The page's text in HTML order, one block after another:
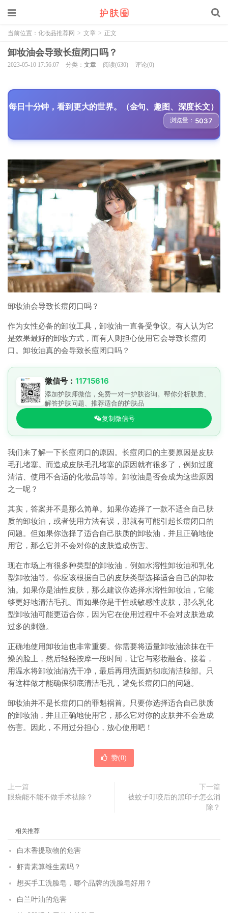
当前位置： 化妆品推荐网 > 文章 > 正文
卸妆油会导致长痘闭口吗？
2023-05-10 17:56:07 分类： 文章 阅读(630) 评论(0)
每日十分钟，看到更大的世界。（金句、趣图、深度长文）
浏览量： 5037
卸妆油会导致长痘闭口吗？
作为女性必备的卸妆工具，卸妆油一直备受争议。有人认为它
是效果最好的卸妆方式，而有人则担心使用它会导致长痘闭
口。卸妆油真的会导致长痘闭口吗？
微信号： 11715616
添加护肤师微信，免费一对一护肤咨询。帮你分析肤质、
解答护肤问题、推荐适合的护肤品
复制微信号
我们来了解一下长痘闭口的原因。长痘闭口的主要原因是皮肤
毛孔堵塞。而造成皮肤毛孔堵塞的原因就有很多了，例如过度
清洁、使用不合适的化妆品等等。卸妆油是否会成为这些原因
之一呢？
其实，答案并不是那么简单。如果你选择了一款不适合自己肤
质的卸妆油，或者使用方法有误，那就有可能引起长痘闭口的
问题。但如果你选择了适合自己肤质的卸妆油，并且正确地使
用它，那么它并不会对你的皮肤造成伤害。
现在市场上有很多种类型的卸妆油，例如水溶性卸妆油和乳化
型卸妆油等。你应该根据自己的皮肤类型选择适合自己的卸妆
油。如果你是油性皮肤，那么建议你选择水溶性卸妆油，它能
够更好地清洁毛孔。而如果你是干性或敏感性皮肤，那么乳化
型卸妆油可能更适合你，因为它在使用过程中不会对皮肤造成
过多的刺激。
正确地使用卸妆油也非常重要。你需要将适量卸妆油涂抹在干
燥的脸上，然后轻轻按摩一段时间，让它与彩妆融合。接着，
用温水将卸妆油清洗干净，最后再用洗面奶彻底清洁脸部。只
有这样做才能确保彻底清洁毛孔，避免长痘闭口的问题。
卸妆油并不是长痘闭口的罪魁祸首。只要你选择适合自己肤质
的卸妆油，并且正确地使用它，那么它对你的皮肤并不会造成
伤害。因此，不用过分担心，放心使用吧！
赞(0)
上一篇
眼袋能不能不做手术祛除？
下一篇
被蚊子叮咬后的黑印子怎么消
除？
相关推荐
白木香提取物的危害
虾青素算维生素吗？
想买手工洗脸皂，哪个品牌的洗脸皂好用？
白兰叶油的危害